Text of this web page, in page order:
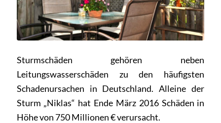
Sturmschäden gehören neben
Leitungswasserschäden zu den häufigsten
Schadenursachen in Deutschland. Alleine der
Sturm „Niklas“ hat Ende März 2016 Schäden in
Höhe von 750 Millionen € verursacht.